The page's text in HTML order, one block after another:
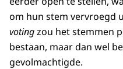
om hun stem vervroegd
votingzou het stemmen
bestaan, maar dan wel
gevolmachtigde.